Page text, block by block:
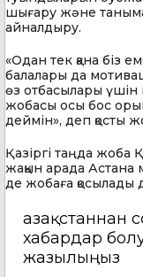
шығару және
айналдыру.
«Одан тек қана біз
балалары да
өз отбасылары үшін
жобасы осы бос
деймін», деп қосты
Қазіргі таңда жоба
жақын арада
де жобаға
хабардар
жазылыңыз